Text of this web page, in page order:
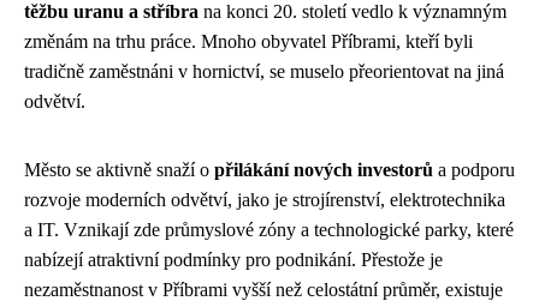
těžbu uranu a stříbra na konci 20. století vedlo k významným
změnám na trhu práce. Mnoho obyvatel Příbrami, kteří byli
tradičně zaměstnáni v hornictví, se muselo přeorientovat na jiná
odvětví.
Město se aktivně snaží o přilákání nových investorů a podporu
rozvoje moderních odvětví, jako je strojírenství, elektrotechnika
a IT. Vznikají zde průmyslové zóny a technologické parky, které
nabízejí atraktivní podmínky pro podnikání. Přestože je
nezaměstnanost v Příbrami vyšší než celostátní průměr, existuje